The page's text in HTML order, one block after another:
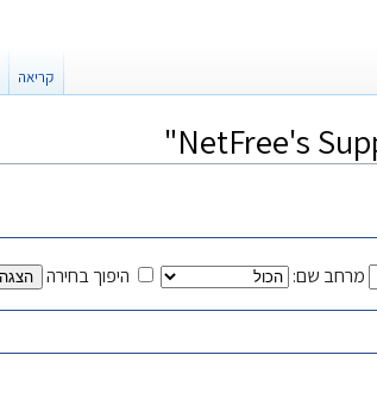
מרחב שם: היפוך בחירה
קריאה